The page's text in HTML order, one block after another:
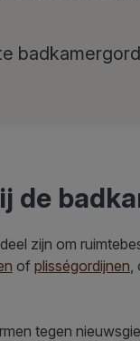
de
zijn om
of plisségordijnen
tegen